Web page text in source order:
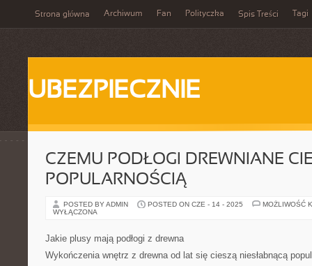
Strona główna Archiwum Fan Polityczka Spis Treści Tagi
UBEZPIECZNIE
CZEMU PODŁOGI DREWNIANE
POPULARNOŚCIĄ
POSTED BY ADMIN POSTED ON CZE - 14 - 2025
MOŻLIWOŚĆ
WYŁĄCZONA
Jakie plusy mają podłogi z drewna
Wykończenia wnętrz z drewna od lat się cieszą niesłabnącą